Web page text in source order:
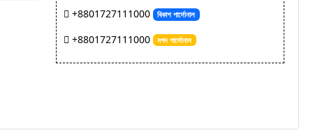
+8801727111000
বিকাশ পার্সোনাল
+8801727111000 নগদ পার্সোনাল